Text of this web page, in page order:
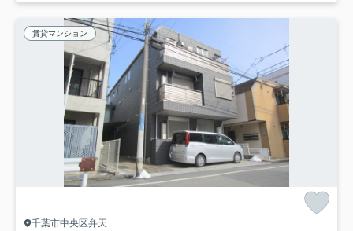
賃貸マンション
千葉市中央区弁天